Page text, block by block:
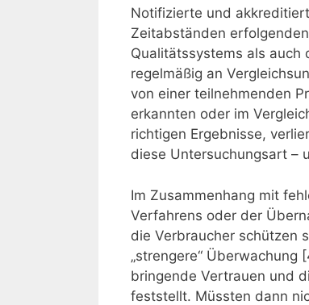
Notifizierte und
Zeitabständen
Qualitätssystems als auch
regelmäßig an
von einer teilnehmenden
erkannten oder im
richtigen Ergebnisse,
diese Untersuchungsart –
Im Zusammenhang mit
Verfahrens oder der
die Verbraucher schützen
„strengere“
bringende Vertrauen und
feststellt. Müssten dann